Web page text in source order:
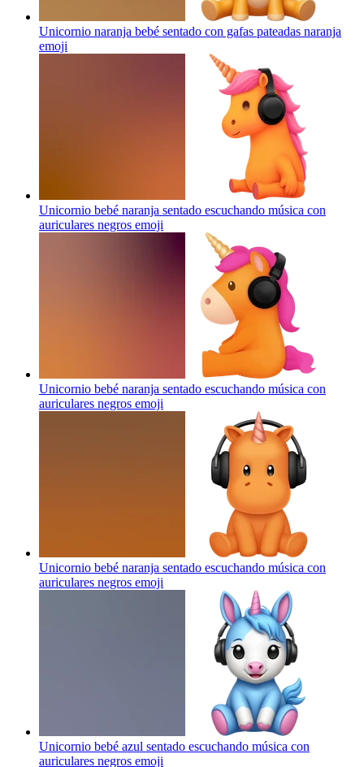
Unicornio naranja bebé sentado con gafas pateadas naranja
emoji
Unicornio bebé naranja sentado escuchando música con
auriculares negros emoji
Unicornio bebé naranja sentado escuchando música con
auriculares negros emoji
Unicornio bebé naranja sentado escuchando música con
auriculares negros emoji
Unicornio bebé azul sentado escuchando música con
auriculares negros emoji